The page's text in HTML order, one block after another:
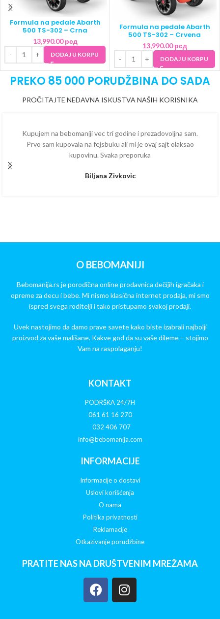
Formula na pedale Abarth
500 TS-302 – Crna
13,990.00рсд
DODAJ U KORPU
Formula na pedale Abarth
500 TS-302 – Crvena
13,990.00рсд
DODAJ U KORPU
PREKO 85 000 PORUDŽBINA DO SADA
PROČITAJTE NEDAVNA ISKUSTVA NAŠIH KORISNIKA
Kupujem na bebomaniji vec tri godine i prezadovoljna sam.
Prvo sam kupovala na fejsbuku ali mi je ovaj sajt olaksao
kupovinu. Svaka preporuka
Biljana Zivkovic
O BEBOMANIJI
Bebomanija.rs je porodična online prodavnica dečijih igračaka i
opreme za decu i bebe. Mi nismo klasična internet prodaja, mi smo
ispred svega roditelji i tako pristupamo svakoj prodaji.
Uvek nastojimo da damo prave savete kako biste izabrali najbolji
proizvod za vaše mališane. Kakve god da su vaše dileme – stojimo
Vam na raspolaganju!
KONTAKT
PODRŠKA 24/7H
061 61 16 270
032 406 707
info@bebomanija.com
INFORMACIJE
Informacije o dostavi
Uslovi korišćenja
O nama
Politika privatnosti
Reklamacije
Otkazivanje porudžbine
PRATITE NAS NA DRUŠTVENIM MREŽAMA